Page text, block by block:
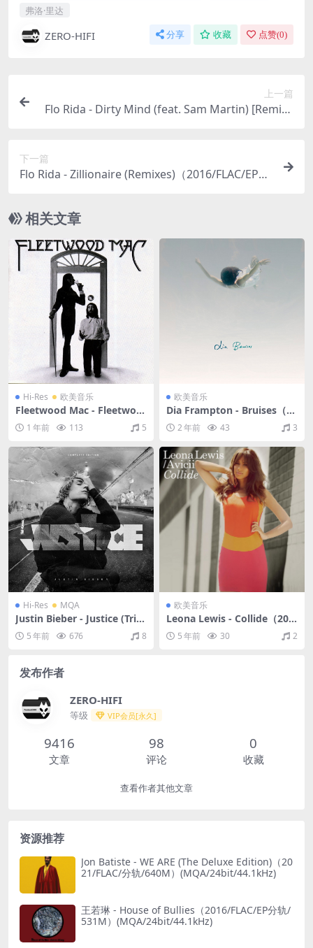
弗洛·里达
ZERO-HIFI 分享 收藏 点赞(0)
上一篇
Flo Rida - Dirty Mind (feat. Sam Martin) [Remixe
下一篇
Flo Rida - Zillionaire (Remixes)（2016/FLAC/EP分
相关文章
Hi-Res 欧美音乐
Fleetwood Mac - Fleetwoo
d Mac（1975/FLAC/分轨/1.6
2G）(24bit/192kHz)
1 年前 113 5
欧美音乐
Dia Frampton - Bruises（20
17/FLAC/分轨/259M）
2 年前 43 3
Hi-Res MQA
Justin Bieber - Justice (Tripl
e Chucks Deluxe)（2021/FL
AC/分轨/858M）(24bit/44.1
5 年前 676 8
欧美音乐
Leona Lewis - Collide（201
1/FLAC/EP分轨/230M）
5 年前 30 2
发布作者
ZERO-HIFI
等级 VIP会员[永久]
9416
文章
98
评论
0
收藏
查看作者其他文章
资源推荐
Jon Batiste - WE ARE (The Deluxe Edition)（20
21/FLAC/分轨/640M）(MQA/24bit/44.1kHz)
王若琳 - House of Bullies（2016/FLAC/EP分轨/
531M）(MQA/24bit/44.1kHz)